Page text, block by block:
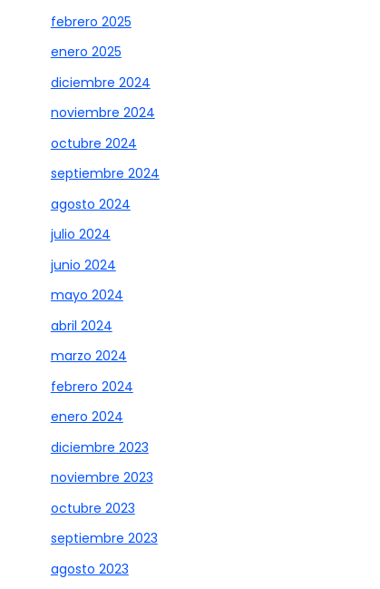
febrero 2025
enero 2025
diciembre 2024
noviembre 2024
octubre 2024
septiembre 2024
agosto 2024
julio 2024
junio 2024
mayo 2024
abril 2024
marzo 2024
febrero 2024
enero 2024
diciembre 2023
noviembre 2023
octubre 2023
septiembre 2023
agosto 2023